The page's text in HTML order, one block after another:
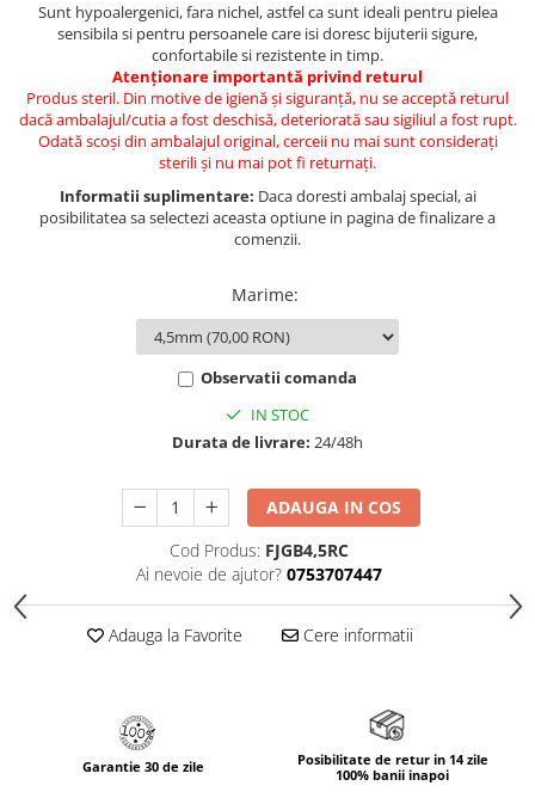
Sunt hypoalergenici, fara nichel, astfel ca sunt ideali pentru pielea
sensibila si pentru persoanele care isi doresc bijuterii sigure,
confortabile si rezistente in timp.
Atenționare importantă privind returul
Produs steril. Din motive de igienă și siguranță, nu se acceptă returul
dacă ambalajul/cutia a fost deschisă, deteriorată sau sigiliul a fost rupt.
Odată scoși din ambalajul original, cerceii nu mai sunt considerați
sterili și nu mai pot fi returnați.
Informatii suplimentare: Daca doresti ambalaj special, ai
posibilitatea sa selectezi aceasta optiune in pagina de finalizare a
comenzii.
Marime:
Observatii comanda
IN STOC
Durata de livrare: 24/48h
ADAUGA IN COS
Cod Produs: FJGB4,5RC
Ai nevoie de ajutor? 0753707447
Adauga la Favorite Cere informatii
Garantie 30 de zile
Posibilitate de retur in 14 zile
100% banii inapoi